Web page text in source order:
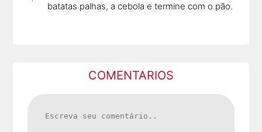
batatas palhas, a cebola e termine com o pão.
COMENTARIOS